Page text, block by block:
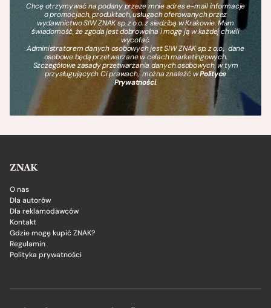
Chcę otrzymywać na podany przeze mnie adres e-mail informacje
o promocjach, produktach, usługach oferowanych przez
wydawnictwo SIW ZNAK sp. z o.o. z siedzibą w Krakowie. Mam
świadomość, że zgoda jest dobrowolna i mogę ją w każdej chwili
wycofać.
Administratorem danych osobowych jest SIW ZNAK sp. z o.o., dane
osobowe będą przetwarzane w celach marketingowych.
Szczegółowe zasady przetwarzania danych osobowych, w tym
przysługujących Ci prawach, można znaleźć wPolityce
Prywatności.
ZNAK
O nas
Dla autorów
Dla reklamodawców
Kontakt
Gdzie mogę kupić ZNAK?
Regulamin
Polityka prywatności